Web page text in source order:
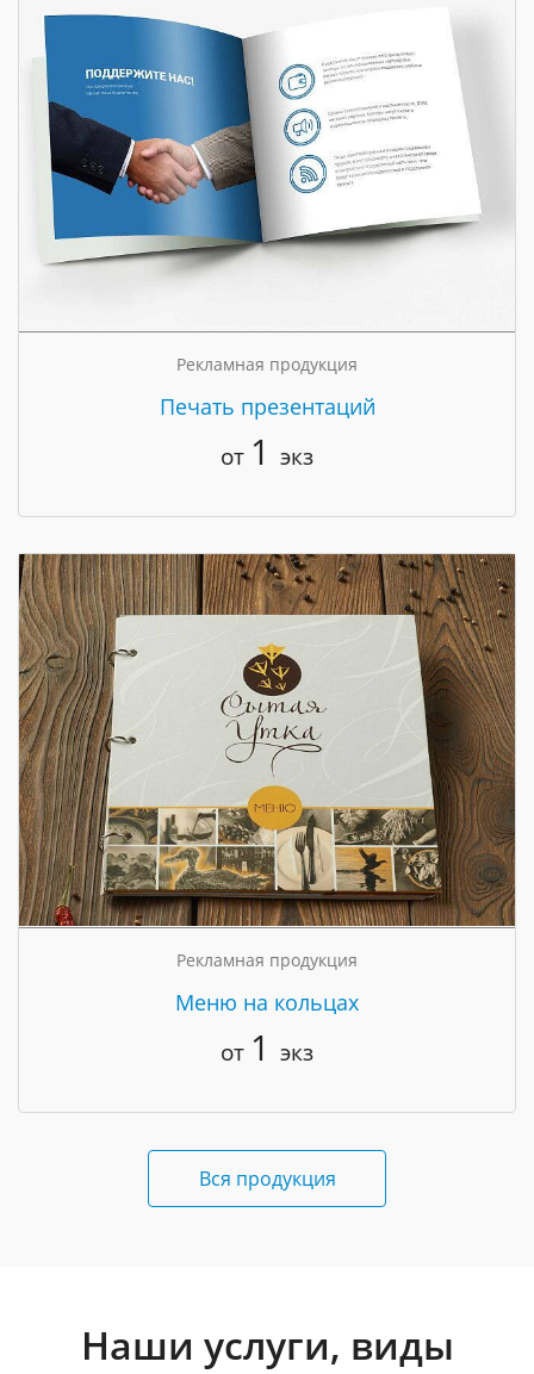
Рекламная продукция
Печать презентаций
от 1 экз
Рекламная продукция
Меню на кольцах
от 1 экз
Вся продукция
Наши услуги, виды